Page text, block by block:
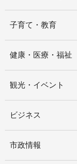
子育て・教育
健康・医療・福祉
観光・イベント
ビジネス
市政情報